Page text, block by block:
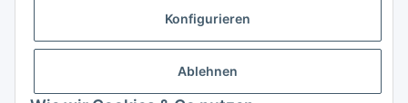
Konfigurieren
Ablehnen